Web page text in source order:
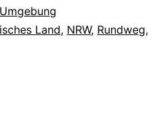
Umgebung
Land, NRW, Rundweg,